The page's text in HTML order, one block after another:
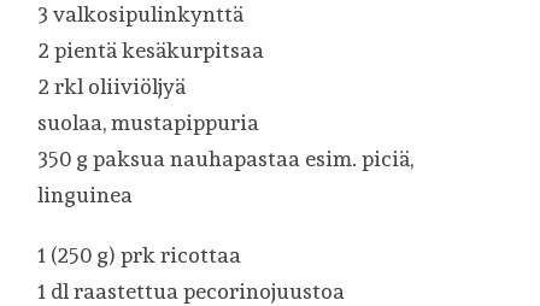
3 valkosipulinkynttä
2 pientä kesäkurpitsaa
2 rkl oliiviöljyä
suolaa, mustapippuria
350 g paksua nauhapastaa esim. piciä,
linguinea
1 (250 g) prk ricottaa
1 dl raastettua pecorinojuustoa